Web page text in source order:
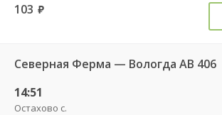
103 руб.
Северная Ферма — Вологда АВ 406
14:51
Остахово с.